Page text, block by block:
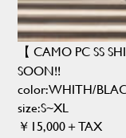
【 CAMO PC SS
SOON!!
color:WHITH/
size:S~XL
￥15,000＋TAX